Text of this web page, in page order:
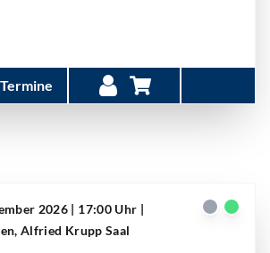
2026 | 17:00 Uhr |
Alfried Krupp Saal